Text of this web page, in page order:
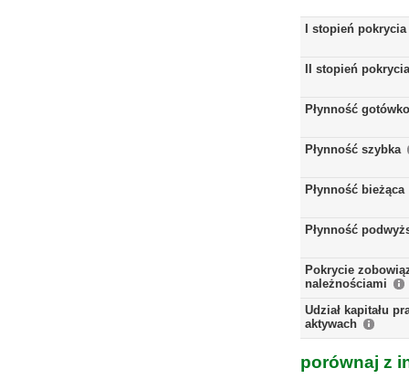
I stopień pokrycia
II stopień pokrycia
Płynność
Płynność szybka
Płynność bieżąca
Płynność
Pokrycie
należnościami
Udział kapitału
aktywach
porównaj z